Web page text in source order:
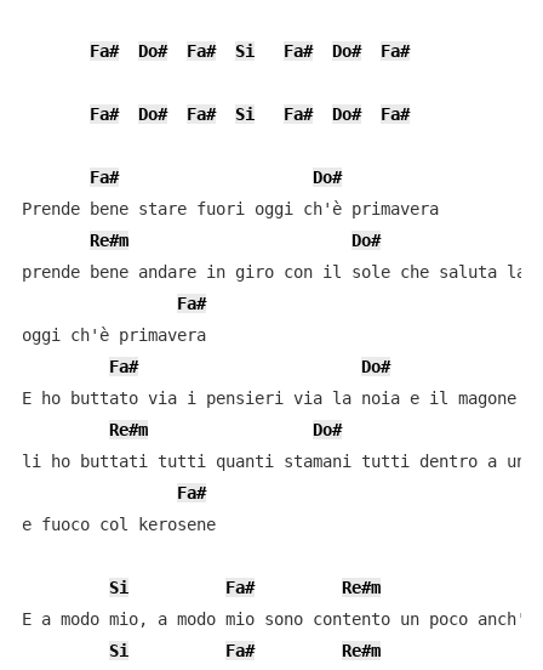
Fa# Do# Fa# Si Fa# Do# Fa#
Fa# Do# Fa# Si Fa# Do# Fa#
Fa#
Do#
Prende bene stare fuori oggi ch'è primavera
Re#m
Do#
prende bene andare in giro con il sole che saluta la
Fa#
oggi ch'è primavera
Fa#
Do#
E ho buttato via i pensieri via la noia e il magone
Re#m
Do#
li ho buttati tutti quanti stamani tutti dentro a un
Fa#
e fuoco col kerosene
Si Fa#
Re#m
E a modo mio, a modo mio sono contento un poco
Si
Fa#
Re#m